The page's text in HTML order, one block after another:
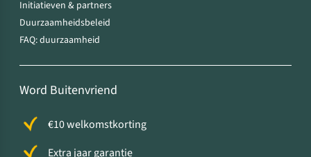
Initiatieven & partners
Duurzaamheidsbeleid
FAQ: duurzaamheid
Word Buitenvriend
€10 welkomstkorting
Extra jaar garantie